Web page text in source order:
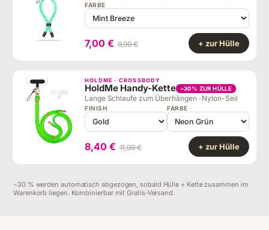
FARBE
7,00 € 9,99 € + zur Hülle
HOLDME · CROSSBODY
HoldMe Handy-Kette −30% ZUR HÜLLE
Lange Schlaufe zum Überhängen · Nylon-Seil
FINISH FARBE
8,40 € 11,99 € + zur Hülle
−30 % werden automatisch abgezogen, sobald Hülle + Kette zusammen im
Warenkorb liegen. Kombinierbar mit Gratis-Versand.